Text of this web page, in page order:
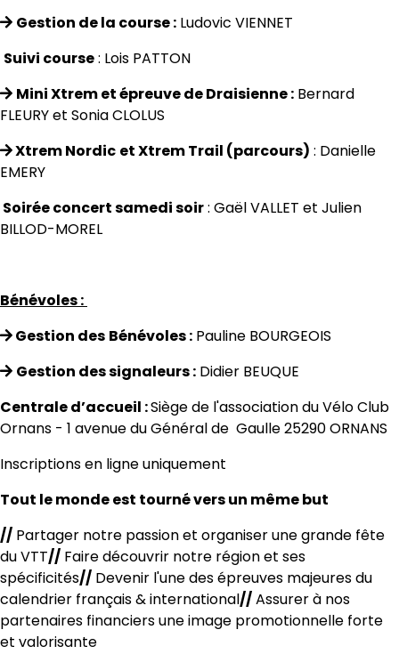
Gestion de la course : Ludovic VIENNET
Suivi course: Lois PATTON
Mini Xtrem et épreuve de Draisienne : Bernard
FLEURY et Sonia CLOLUS
Xtrem Nordic et Xtrem Trail (parcours) : Danielle
EMERY
Soirée concert samedi soir: Gaël VALLET et Julien
BILLOD-MOREL
Bénévoles :
Gestion des Bénévoles : Pauline BOURGEOIS
Gestion des signaleurs : Didier BEUQUE
Centrale d’accueil :Siège de l'association du Vélo Club
Ornans - 1 avenue du Général de Gaulle 25290 ORNANS
Inscriptions en ligne uniquement
Tout le monde est tourné vers un même but
// Partager notre passion et organiser une grande fête
du VTT// Faire découvrir notre région et ses
spécificités// Devenir l'une des épreuves majeures du
calendrier français & international//Assurer à nos
partenaires financiers une image promotionnelle forte
et valorisante